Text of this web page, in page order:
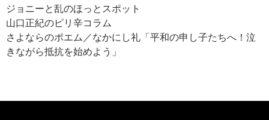
ジョニーと乱のほっとスポット
山口正紀のピリ辛コラム
さよならのポエム／なかにし礼「平和の申し子たちへ！泣
きながら抵抗を始めよう」